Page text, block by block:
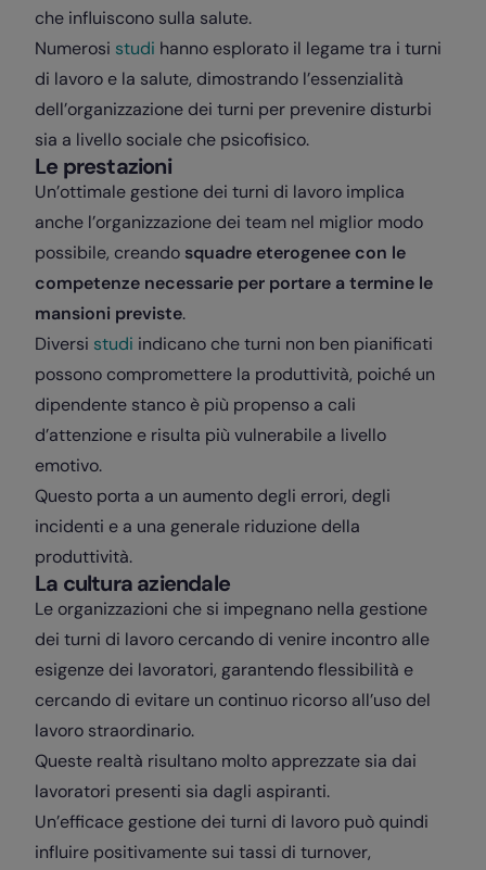
che influiscono sulla salute.
Numerosi studi hanno esplorato il legame tra i turni
di lavoro e la salute, dimostrando l’essenzialità
dell’organizzazione dei turni per prevenire disturbi
sia a livello sociale che psicofisico.
Le prestazioni
Un’ottimale gestione dei turni di lavoro implica
anche l’organizzazione dei team nel miglior modo
possibile, creando squadre eterogenee con le
competenze necessarie per portare a termine le
mansioni previste.
Diversi studi indicano che turni non ben pianificati
possono compromettere la produttività, poiché un
dipendente stanco è più propenso a cali
d’attenzione e risulta più vulnerabile a livello
emotivo.
Questo porta a un aumento degli errori, degli
incidenti e a una generale riduzione della
produttività.
La cultura aziendale
Le organizzazioni che si impegnano nella gestione
dei turni di lavoro cercando di venire incontro alle
esigenze dei lavoratori, garantendo flessibilità e
cercando di evitare un continuo ricorso all’uso del
lavoro straordinario.
Queste realtà risultano molto apprezzate sia dai
lavoratori presenti sia dagli aspiranti.
Un’efficace gestione dei turni di lavoro può quindi
influire positivamente sui tassi di turnover,